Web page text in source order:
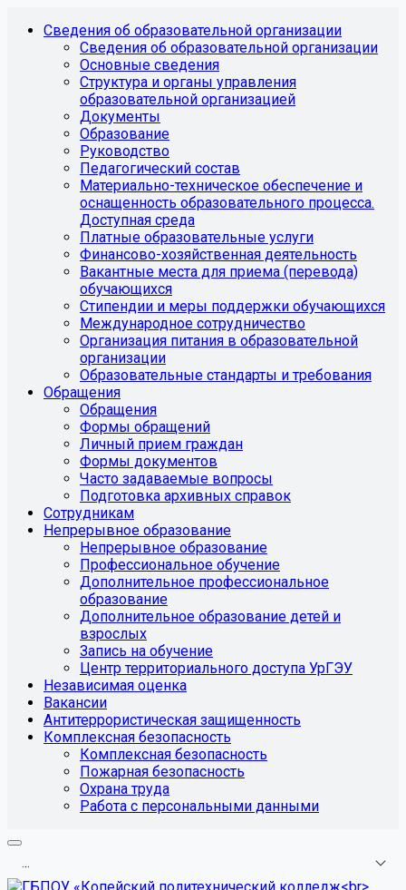
Сведения об образовательной организации
Сведения об образовательной организации
Основные сведения
Структура и органы управления
образовательной организацией
Документы
Образование
Руководство
Педагогический состав
Материально-техническое обеспечение и
оснащенность образовательного процесса.
Доступная среда
Платные образовательные услуги
Финансово-хозяйственная деятельность
Вакантные места для приема (перевода)
обучающихся
Стипендии и меры поддержки обучающихся
Международное сотрудничество
Организация питания в образовательной
организации
Образовательные стандарты и требования
Обращения
Обращения
Формы обращений
Личный прием граждан
Формы документов
Часто задаваемые вопросы
Подготовка архивных справок
Сотрудникам
Непрерывное образование
Непрерывное образование
Профессиональное обучение
Дополнительное профессиональное
образование
Дополнительное образование детей и
взрослых
Запись на обучение
Центр территориального доступа УрГЭУ
Независимая оценка
Вакансии
Антитеррористическая защищенность
Комплексная безопасность
Комплексная безопасность
Пожарная безопасность
Охрана труда
Работа с персональными данными
...